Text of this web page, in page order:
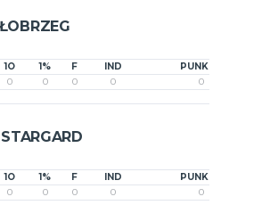
1O 1% F IND
PUNKTY
0 0 0 0 0
1O 1% F IND
PUNKTY
0 0 0 0 0